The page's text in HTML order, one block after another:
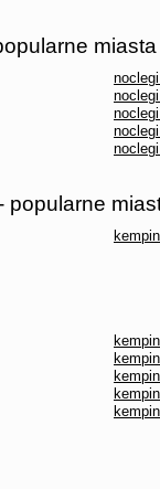
miasta
noclegi
popularne